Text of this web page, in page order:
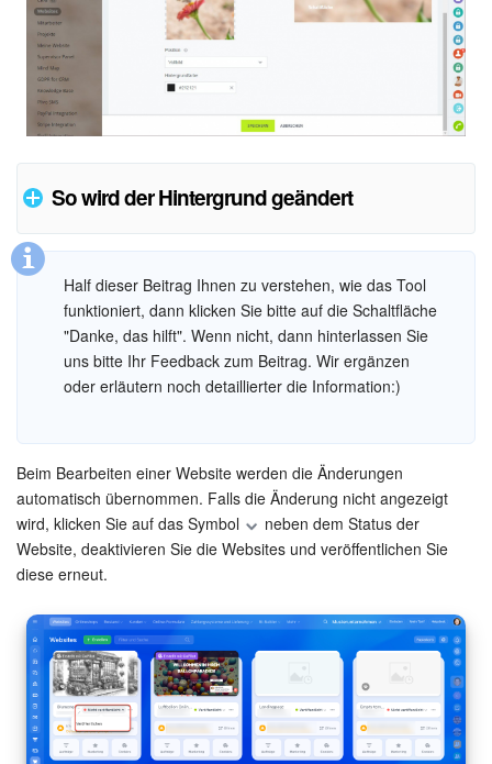
So wird der Hintergrund geändert
Half dieser Beitrag Ihnen zu verstehen, wie das Tool
funktioniert, dann klicken Sie bitte auf die Schaltfläche
"Danke, das hilft". Wenn nicht, dann hinterlassen Sie
uns bitte Ihr Feedback zum Beitrag. Wir ergänzen
oder erläutern noch detaillierter die Information:)
Beim Bearbeiten einer Website werden die Änderungen
automatisch übernommen. Falls die Änderung nicht angezeigt
wird, klicken Sie auf das Symbol
neben dem Status der
Website, deaktivieren Sie die Websites und veröffentlichen Sie
diese erneut.